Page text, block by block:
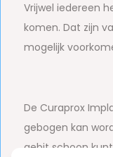
Vrijwel iedereen
komen. Dat zijn
mogelijk
De Curaprox
gebogen kan
gebit schoon